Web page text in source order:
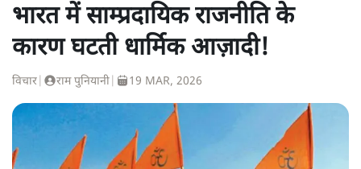
भारत में साम्प्रदायिक राजनीति के
कारण घटती धार्मिक आज़ादी!
विचार राम पुनियानी 19 MAR, 2026